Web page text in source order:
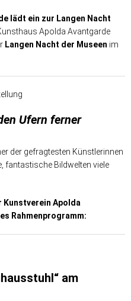
lädt ein zur Langen Nacht
Apolda Avantgarde
Langen Nacht der Museen im
Ufern ferner
der gefragtesten Künstlerinnen
fantastische Bildwelten viele
Kunstverein Apolda
Rahmenprogramm:
am